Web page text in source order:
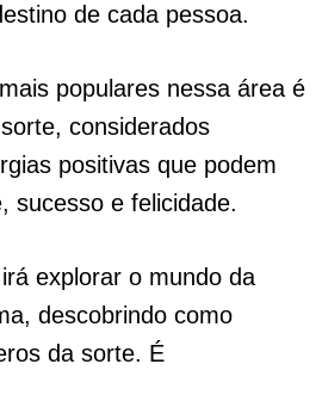
de cada pessoa.
populares nessa área é
considerados
positivas que podem
sucesso e felicidade.
explorar o mundo da
descobrindo como
da sorte. É